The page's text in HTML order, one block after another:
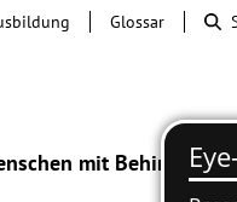
mit Behinderung
Glossar